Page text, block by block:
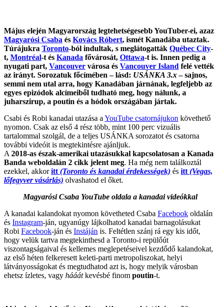
Május elején Magyarország legtehetségesebb YouTuber-ei, azaz
Magyarósi Csaba és Kovács Róbert, ismét Kanadába utaztak.
Túrájukra Toronto-ból indultak, s meglátogatták Québec City-
t, Montréal-t és Kanada fővárosát, Ottawa-t is. Innen pedig a
nyugati part, Vancouver városa és Vancouver Island felé vették
az irányt. Sorozatuk főcímében – lásd: USÁNKA 3.x– sajnos,
semmi nem utal arra, hogy Kanadában járnának, legfeljebb az
egyes epizódok alcímeiből tudható meg, hogy nálunk, a
juharszirup, a poutin és a hódok országában jártak.
Csabi és Robi kanadai utazása a YouTube csatornájukon követhető
nyomon. Csak az első 4 rész több, mint 100 perc vizuális
tartalommal szolgál, de a teljes USÁNKA sorozatot és csatorna
további videóit is megtekintésre ajánljuk.
A 2018-as észak-amerikai utazásukkal kapcsolatosan a Kanada
Banda weboldalán 2 cikk jelent meg. Ha még nem találkoztál
ezekkel, akkoritt (Toronto és kanadai érdekességek) és itt (Vegas,
lőfegyver vásárlás) olvashatod el őket.
Magyarósi Csaba YouTube oldala a kanadai videókkal
A kanadai kalandokat nyomon követheted Csaba Facebook oldalán
és Instagram-ján, ugyanúgy lájkolhatod kanadai barnagolásukat
Robi Facebook-ján és Instáján is. Feltétlen szánj rá egy kis időt,
hogy velük tartva megtekinthesd a Toronto-i repülőút
viszontagságaival és kellemes meglepetéseivel kezdődő kalandokat,
az első héten felkeresett keleti-parti metropoliszokat, helyi
látványosságokat és megtudhatod azt is, hogy melyik városban
ehetsz ízletes, vagy hááátkevésbé finom poutin-t.